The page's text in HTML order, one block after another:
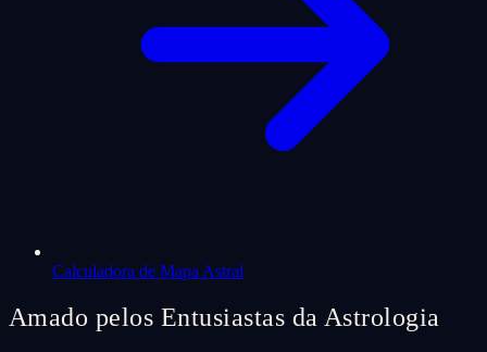
Calculadora de Mapa Astral
Amado pelos Entusiastas da Astrologia